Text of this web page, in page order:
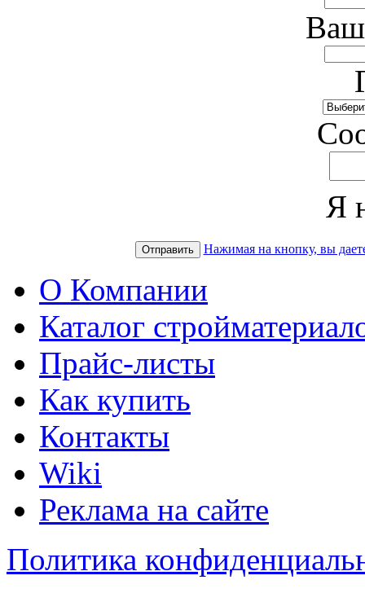
Ваш
Я
Отправить Нажимая на кнопку, вы
О Компании
Каталог
Прайс-листы
Как купить
Контакты
Wiki
Реклама на сайте
Политика